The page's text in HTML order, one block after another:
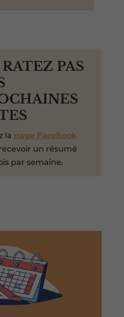
PAS
la page Facebook
un résumé
par semaine.